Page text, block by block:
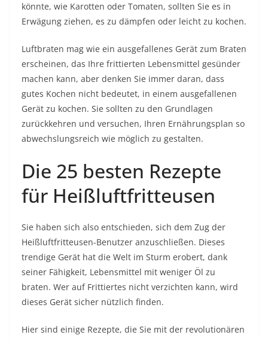
könnte, wie Karotten oder Tomaten, sollten Sie es in
Erwägung ziehen, es zu dämpfen oder leicht zu kochen.
Luftbraten mag wie ein ausgefallenes Gerät zum Braten
erscheinen, das Ihre frittierten Lebensmittel gesünder
machen kann, aber denken Sie immer daran, dass
gutes Kochen nicht bedeutet, in einem ausgefallenen
Gerät zu kochen. Sie sollten zu den Grundlagen
zurückkehren und versuchen, Ihren Ernährungsplan so
abwechslungsreich wie möglich zu gestalten.
Die 25 besten Rezepte
für Heißluftfritteusen
Sie haben sich also entschieden, sich dem Zug der
Heißluftfritteusen-Benutzer anzuschließen. Dieses
trendige Gerät hat die Welt im Sturm erobert, dank
seiner Fähigkeit, Lebensmittel mit weniger Öl zu
braten. Wer auf Frittiertes nicht verzichten kann, wird
dieses Gerät sicher nützlich finden.
Hier sind einige Rezepte, die Sie mit der revolutionären